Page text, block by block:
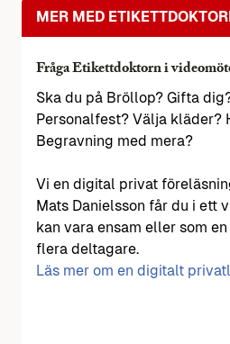
MER MED
Fråga Etikettdoktorn i
Ska du på Bröllop? Gifta
Personalfest? Välja kläder?
Begravning med mera?
Vi en digital privat
Mats Danielsson får du i ett
kan vara ensam eller som
flera deltagare.
Läs mer om en digitalt